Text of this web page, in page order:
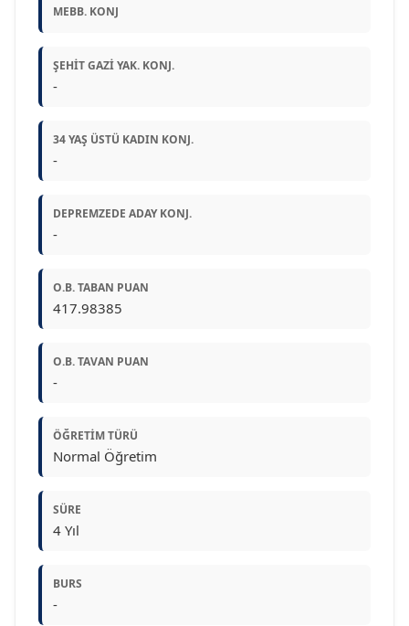
MEBB. KONJ
ŞEHIT GAZI YAK. KONJ.
-
34 YAŞ ÜSTÜ KADIN KONJ.
-
DEPREMZEDE ADAY KONJ.
-
O.B. TABAN PUAN
417.98385
O.B. TAVAN PUAN
-
ÖĞRETIM TÜRÜ
Normal Öğretim
SÜRE
4 Yıl
BURS
-